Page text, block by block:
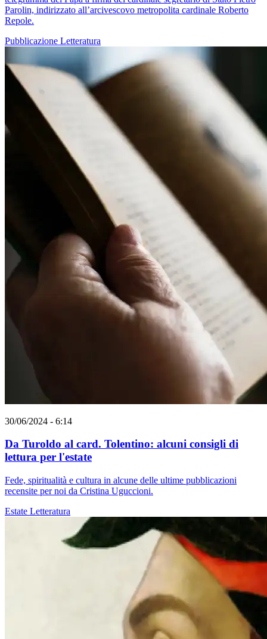
Parolin, indirizzato all’arcivescovo metropolita cardinale Roberto
Repole.
Pubblicazione Letteratura
30/06/2024 - 6:14
Da Turoldo al card. Tolentino: alcuni consigli di
lettura per l'estate
Fede, spiritualità e cultura in alcune delle ultime pubblicazioni
recensite per noi da Cristina Uguccioni.
Estate Letteratura